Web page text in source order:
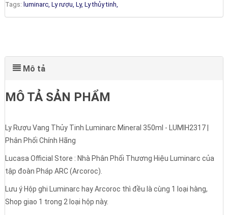
Tags: luminarc, Ly rượu, Ly, Ly thủy tinh,
Mô tả
MÔ TẢ SẢN PHẨM
Ly Rượu Vang Thủy Tinh Luminarc Mineral 350ml - LUMIH2317 |
Phân Phối Chính Hãng
Lucasa Official Store : Nhà Phân Phối Thương Hiệu Luminarc của
tập đoàn Pháp ARC (Arcoroc).
Lưu ý Hộp ghi Luminarc hay Arcoroc thì đều là cùng 1 loại hàng,
Shop giao 1 trong 2 loại hộp này.